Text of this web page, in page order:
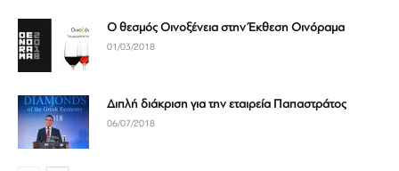
Ο θεσμός Οινοξένεια στην Έκθεση Οινόραμα
01/03/2018
Διπλή διάκριση για την εταιρεία Παπαστράτος
06/07/2018